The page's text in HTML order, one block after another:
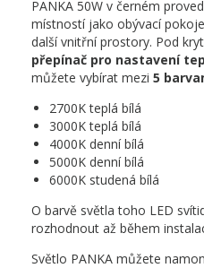
PANKA 50W v černém
místností jako obývací
další vnitřní prostory. Pod
přepínač pro nastavení
můžete vybírat mezi 5
2700K teplá bílá
3000K teplá bílá
4000K denní bílá
5000K denní bílá
6000K studená bílá
O barvě světla toho LED
rozhodnout až během
Světlo PANKA můžete